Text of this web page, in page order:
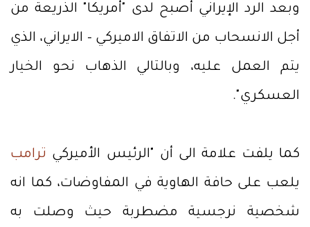
وبعد الرد الإيراني أصبح لدى "أمريكا" الذريعة من
أجل الانسحاب من الاتفاق الاميركي – الايراني، الذي
يتم العمل عليه، وبالتالي الذهاب نحو الخيار
العسكري".
كما يلفت علامة الى أن "الرئيس الأميركي ترامب
يلعب على حافة الهاوية في المفاوضات، كما انه
شخصية نرجسية مضطربة حيث وصلت به